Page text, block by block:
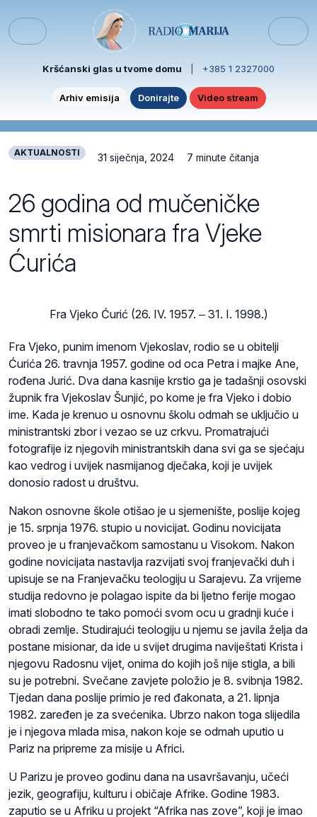
Menu
Kršćanski glas u tvome domu +385 1 2327000
Arhiv emisija Donirajte Video stream
AKTUALNOSTI 31 siječnja, 2024 7 minute čitanja
26 godina od mučeničke
smrti misionara fra Vjeke
Ćurića
Fra Vjeko Ćurić (26. IV. 1957. ‒ 31. I. 1998.)
Fra Vjeko, punim imenom Vjekoslav, rodio se u obitelji
Ćurića 26. travnja 1957. godine od oca Petra i majke Ane,
rođena Jurić. Dva dana kasnije krstio ga je tadašnji osovski
župnik fra Vjekoslav Šunjić, po kome je fra Vjeko i dobio
ime. Kada je krenuo u osnovnu školu odmah se uključio u
ministrantski zbor i vezao se uz crkvu. Promatrajući
fotografije iz njegovih ministrantskih dana svi ga se sjećaju
kao vedrog i uvijek nasmijanog dječaka, koji je uvijek
donosio radost u društvu.
Nakon osnovne škole otišao je u sjemenište, poslije kojeg
je 15. srpnja 1976. stupio u novicijat. Godinu novicijata
proveo je u franjevačkom samostanu u Visokom. Nakon
godine novicijata nastavlja razvijati svoj franjevački duh i
upisuje se na Franjevačku teologiju u Sarajevu. Za vrijeme
studija redovno je polagao ispite da bi ljetno ferije mogao
imati slobodno te tako pomoći svom ocu u gradnji kuće i
obradi zemlje. Studirajući teologiju u njemu se javila želja da
postane misionar, da ide u svijet drugima naviještati Krista i
njegovu Radosnu vijet, onima do kojih još nije stigla, a bili
su je potrebni. Svečane zavjete položio je 8. svibnja 1982.
Tjedan dana poslije primio je red đakonata, a 21. lipnja
1982. zaređen je za svećenika. Ubrzo nakon toga slijedila
je i njegova mlada misa, nakon koje se odmah uputio u
Pariz na pripreme za misije u Africi.
U Parizu je proveo godinu dana na usavršavanju, učeći
jezik, geografiju, kulturu i običaje Afrike. Godine 1983.
zaputio se u Afriku u projekt “Afrika nas zove”, koji je imao